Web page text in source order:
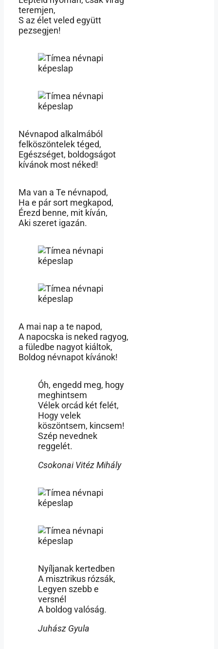
teremjen,
S az élet veled együtt
pezsegjen!
Névnapod alkalmából
felköszöntelek téged,
Egészséget, boldogságot
kívánok most néked!
Ma van a Te névnapod,
Ha e pár sort megkapod,
Érezd benne, mit kíván,
Aki szeret igazán.
A mai nap a te napod,
A napocska is neked ragyog,
a füledbe nagyot kiáltok,
Boldog névnapot kívánok!
Óh, engedd meg, hogy
meghintsem
Vélek orcád két felét,
Hogy velek
köszöntsem, kincsem!
Szép nevednek
reggelét.
Csokonai Vitéz Mihály
Nyíljanak kertedben
A misztrikus rózsák,
Legyen szebb e
versnél
A boldog valóság.
Juhász Gyula